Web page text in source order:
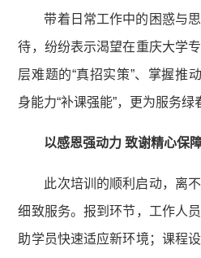
带着日常工作中的困惑与
待，纷纷表示渴望在重庆大学
层难题的“真招实策”、掌握推
身能力“补课强能”，更为服务绿
以感恩强动力 致谢精心保
此次培训的顺利启动，离
细致服务。报到环节，工作人
助学员快速适应新环境；课程